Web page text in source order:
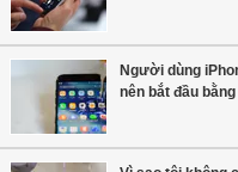
Người dùng
nên bắt đầu